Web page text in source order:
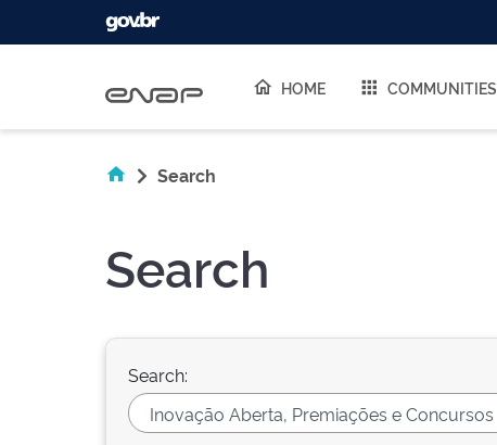
HOME COMMUNITIES
Search
Search
Search: